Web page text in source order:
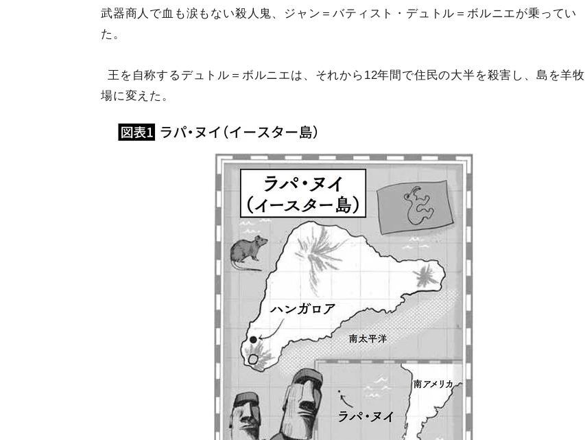
武器商人で血も涙もない殺人鬼、ジャン＝バティスト・デュトル＝ボルニエが乗ってい
た。
王を自称するデュトル＝ボルニエは、それから12年間で住民の大半を殺害し、島を羊牧
場に変えた。